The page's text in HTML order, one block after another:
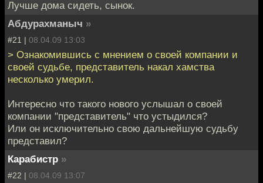
Лучше дома сидеть, сынок.
Абдурахманыч »
#21 | 08.04.09 13:03
> Ознакомившись с мнением о своей компании и
своей судьбе, представитель накал хамства
несколько умерил.
Интересно что такого нового услышал о своей
компании "представитель" что устыдился?
Или он исключительно свою дальнейшую судьбу
представил?
Карабистр »
#22 | 08.04.09 13:07